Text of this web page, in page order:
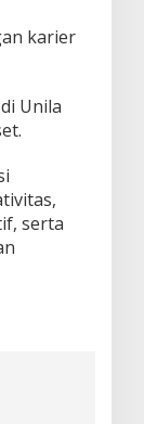
karier
Unila
serta